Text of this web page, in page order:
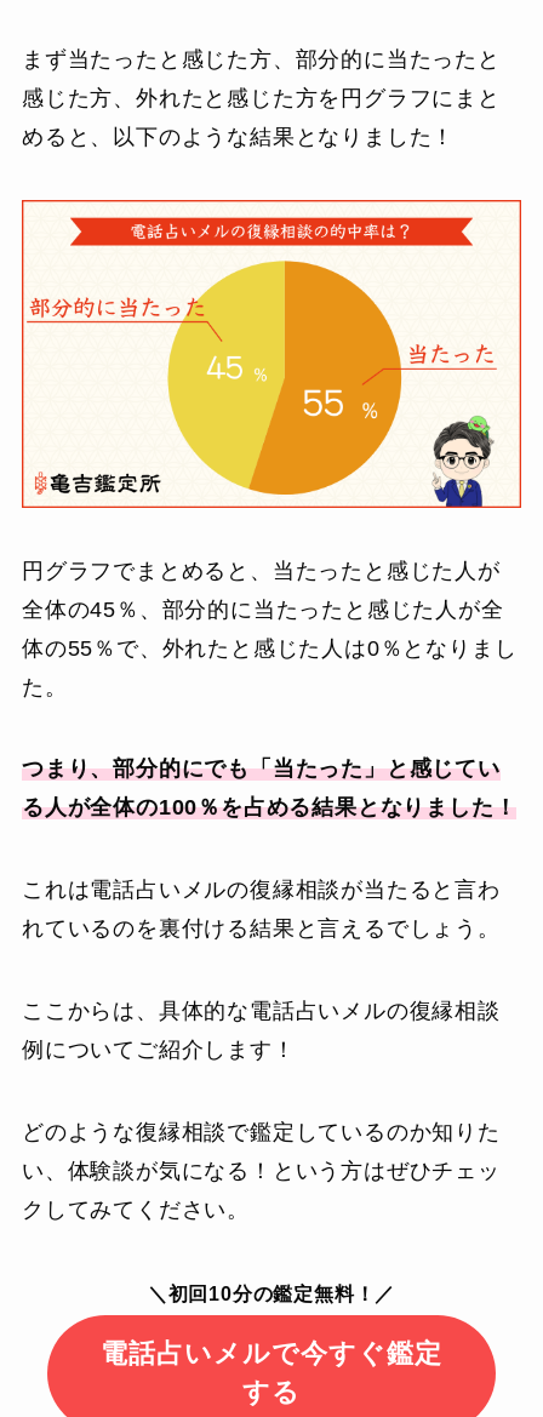
まず当たったと感じた方、部分的に当たったと
感じた方、外れたと感じた方を円グラフにまと
めると、以下のような結果となりました！
円グラフでまとめると、当たったと感じた人が
全体の45％、部分的に当たったと感じた人が全
体の55％で、外れたと感じた人は0％となりまし
た。
つまり、部分的にでも「当たった」と感じてい
る人が全体の100％を占める結果となりました！
これは電話占いメルの復縁相談が当たると言わ
れているのを裏付ける結果と言えるでしょう。
ここからは、具体的な電話占いメルの復縁相談
例についてご紹介します！
どのような復縁相談で鑑定しているのか知りた
い、体験談が気になる！という方はぜひチェッ
クしてみてください。
＼初回10分の鑑定無料！／
電話占いメルで今すぐ鑑定
する